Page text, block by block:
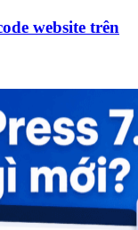
website trên